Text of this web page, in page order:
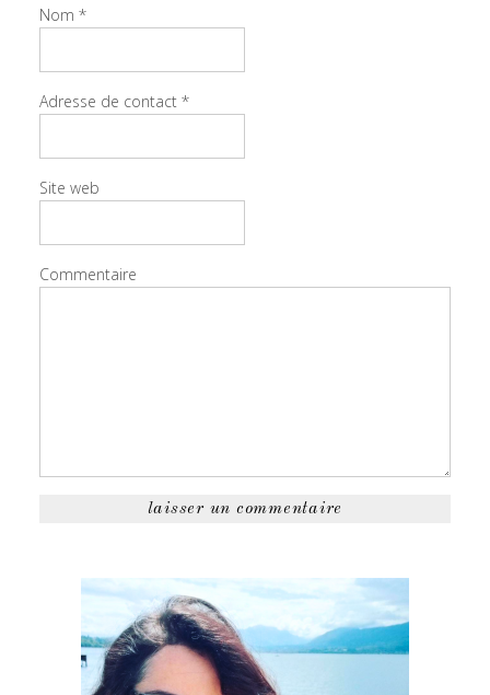
Nom *
Adresse de contact *
Site web
Commentaire